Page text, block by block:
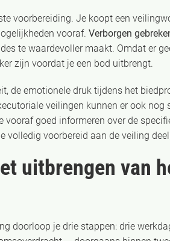
voorbereiding. Je koopt een
vooraf. Verborgen
te waardevoller maakt. Omdat er
zijn voordat je een bod uitbrengt.
de emotionele druk tijdens het
veilingen kunnen er ook
vooraf goed informeren over de
volledig voorbereid aan de veiling
uitbrengen van
doorloop je drie stappen: drie